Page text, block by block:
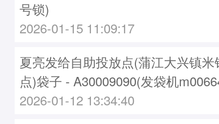
号锁)
2026-01-15 11:09:17
夏亮发给自助投放点(蒲江大兴镇
点)袋子 - A30009090(发袋机
2026-01-12 13:34:40